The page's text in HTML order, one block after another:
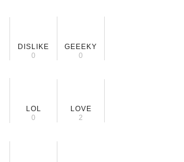
DISLIKE
0
GEEEKY
0
LOL
0
LOVE
2